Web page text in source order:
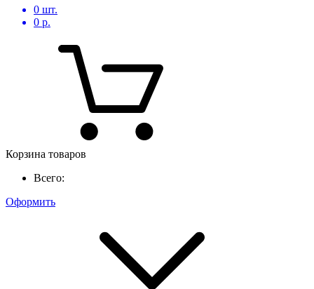
0 шт.
0 р.
Корзина товаров
Всего:
Оформить